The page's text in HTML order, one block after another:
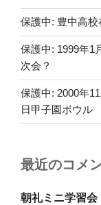
保護中: 豊中高
保護中: 1999年1
次会？
保護中: 2000年
日甲子園ボウル
最近のコメ
朝礼ミニ学習会